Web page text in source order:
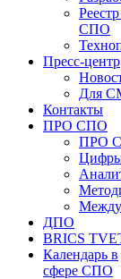
СПО
Пресс-центр
Для
Контакты
ПРО СПО
ПРО
ДПО
BRICS
Календарь в
сфере СПО